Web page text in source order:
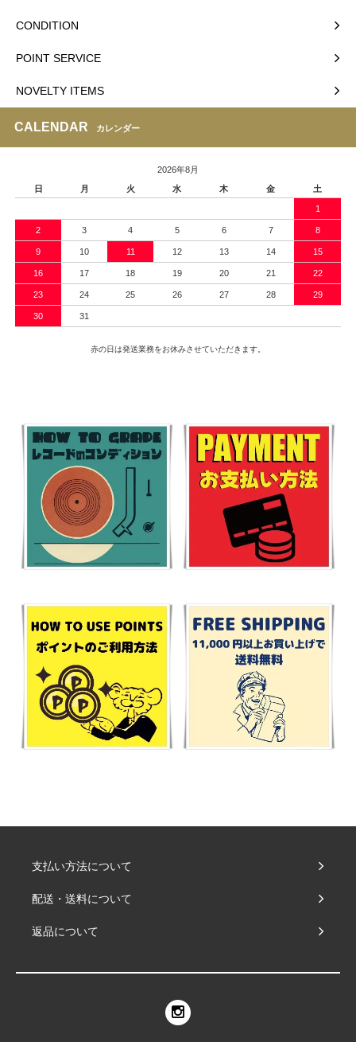
CONDITION
POINT SERVICE
NOVELTY ITEMS
CALENDAR カレンダー
2026年8月
日
月 火 水 木 金 土
1
2 3 4 5 6 7 8
9 10 11 12 13 14 15
16 17 18 19 20 21 22
23 24 25 26 27 28 29
30 31
赤の日は発送業務をお休みさせていただきます。
支払い方法について
配送・送料について
返品について